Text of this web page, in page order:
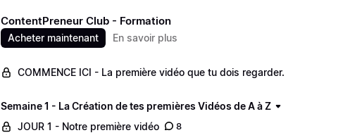
ContentPreneur Club - Formation
Acheter maintenant En savoir plus
COMMENCE ICI - La première vidéo que tu dois regarder.
Semaine 1 - La Création de tes premières Vidéos de A à Z
JOUR 1 - Notre première vidéo
8